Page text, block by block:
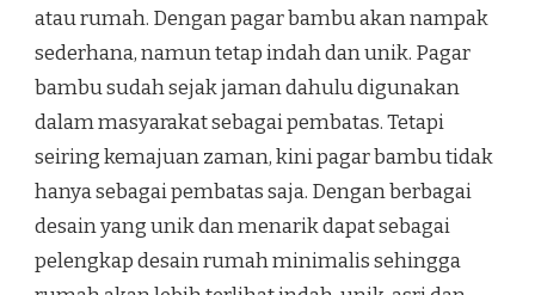
atau rumah. Dengan pagar bambu akan nampak
sederhana, namun tetap indah dan unik. Pagar
bambu sudah sejak jaman dahulu digunakan
dalam masyarakat sebagai pembatas. Tetapi
seiring kemajuan zaman, kini pagar bambu tidak
hanya sebagai pembatas saja. Dengan berbagai
desain yang unik dan menarik dapat sebagai
pelengkap desain rumah minimalis sehingga